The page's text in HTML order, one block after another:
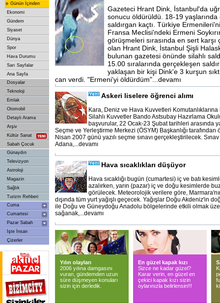
» Günün İçinden
Ekonomi
Gündem
Siyaset
Dünya
Spor
Hava Durumu
Sarı Sayfalar
Ana Sayfa
Dosyalar
Teknoloji
Emlak
Otomobil
Detaylı Arama
Arşiv
Kültür Sanat
Sabah Çocuk
Günaydın
Televizyon
Astroloji
Magazin
Sağlık
Turizm Rehberi
Cuma
Cumartesi
Pazar Sabah
İşte İnsan
Çizerler
Gazeteci Hrant Dink, İstanbul'da
sonucu öldürüldü. 18-19 yaşlarında
saldırgan kaçtı. Türkiye
Fransa Meclisi'ndeki Ermeni
görüşmeleri sırasında en sert karşı
olan Hrant Dink, İstanbul Şişli
bulunan gazetesi önünde silahlı
15.00 sıralarında gerçekleşen
yaklaşan bir kişi Dink'e 3 kurşun
can verdi. "Ermeni'yi öldürdüm"...devamı
Askeri liselere öğrenci alımı
Kara, Deniz ve Hava Kuvvetleri
Silahlı Kuvvetler Bando Astsubay Hazırlama
başvurular, 22 Ocak-23 Şubat tarihleri arasında
Seçme ve Yerleştirme Merkezi (ÖSYM) Başkanlığı tarafından
Nisan 2007 günü yazılı seçme sınavı gerçekleştirilecek.
Adana,...devamı
Hava sıcaklıkları düşüyor
Hava sıcaklığı bugün (cumartesi) iç ve batı
azalırken, yarın (pazar) iç ve doğu kesimlerde
görülecek. Meteorolojik verilere göre, Marmara'nın
dışında tüm yurt yağışlı geçecek. Yağışlar Doğu Akdeniz'in
ile Doğu ve Güneydoğu Anadolu bölgelerinde etkili olmak
sağanak,...devamı
Yılın olayları
2006 yılına damgasını
vuran, gündemden uzun
süre düşmeyen konuları
sizin için derledik.
En güzel kapak kızı
Sizce ne kadar güzel?
Karar verin, en güzel en
çekici kapak kızı sizin
oylarınızla belirlensin!!!